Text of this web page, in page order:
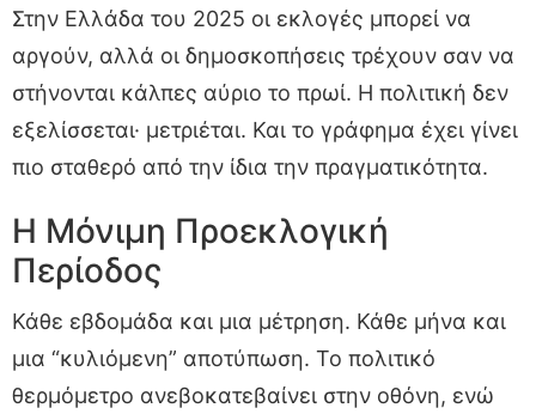
Στην Ελλάδα του 2025 οι εκλογές μπορεί να
αργούν, αλλά οι δημοσκοπήσεις τρέχουν σαν να
στήνονται κάλπες αύριο το πρωί. Η πολιτική δεν
εξελίσσεται· μετριέται. Και το γράφημα έχει γίνει
πιο σταθερό από την ίδια την πραγματικότητα.
Η Μόνιμη Προεκλογική
Περίοδος
Κάθε εβδομάδα και μια μέτρηση. Κάθε μήνα και
μια “κυλιόμενη” αποτύπωση. Το πολιτικό
θερμόμετρο ανεβοκατεβαίνει στην οθόνη, ενώ